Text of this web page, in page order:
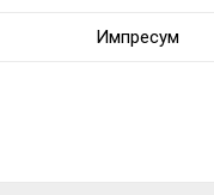
Импресум